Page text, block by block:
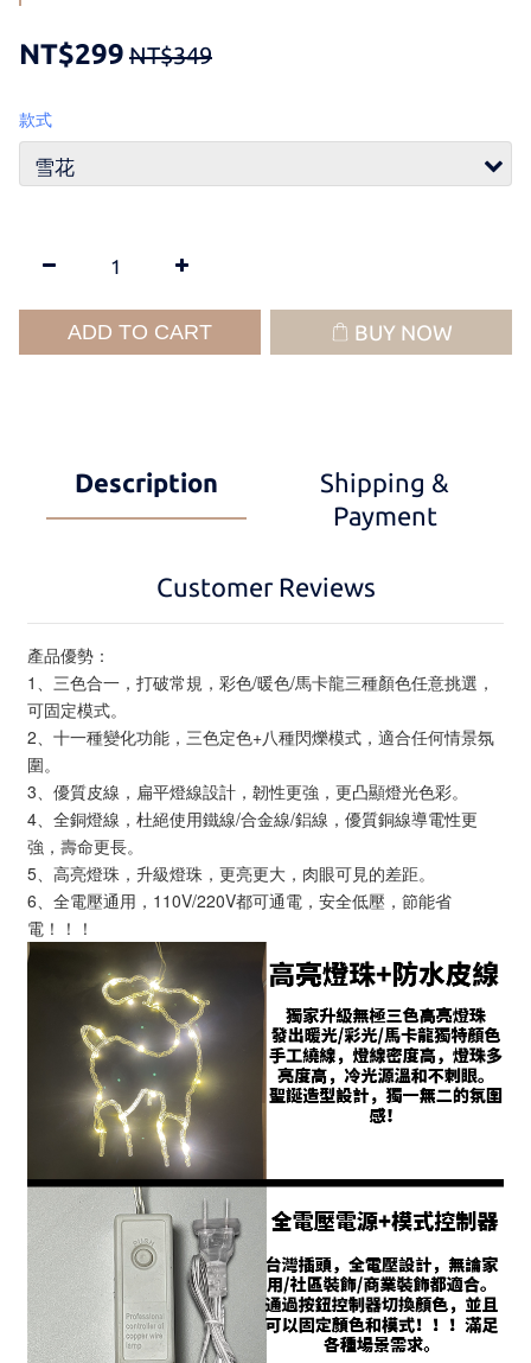
NT$299 NT$349
款式
ADD TO CART BUY NOW
Description
Shipping &
Payment
Customer Reviews
產品優勢：
1、三色合一，打破常規，彩色/暖色/馬卡龍三種顏色任意挑選，
可固定模式。
2、十一種變化功能，三色定色+八種閃爍模式，適合任何情景氛
圍。
3、優質皮線，扁平燈線設計，韌性更強，更凸顯燈光色彩。
4、全銅燈線，杜絕使用鐵線/合金線/鋁線，優質銅線導電性更
強，壽命更長。
5、高亮燈珠，升級燈珠，更亮更大，肉眼可見的差距。
6、全電壓通用，110V/220V都可通電，安全低壓，節能省
電！！！